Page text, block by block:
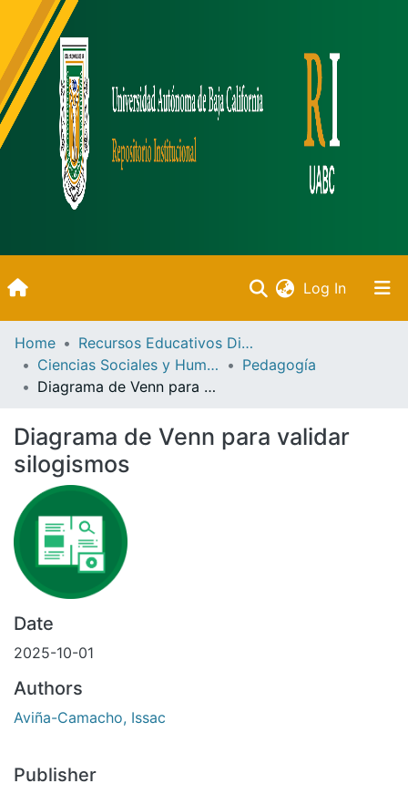
Log In(current)
Inicio
Communities & Collections
Statistics
Home
Recursos Educativos Digitales
Ciencias Sociales y Humanidades
Pedagogía
Diagrama de Venn para validar silogismos
Diagrama de Venn para validar
silogismos
Date
2025-10-01
Authors
Aviña-Camacho, Issac
Publisher